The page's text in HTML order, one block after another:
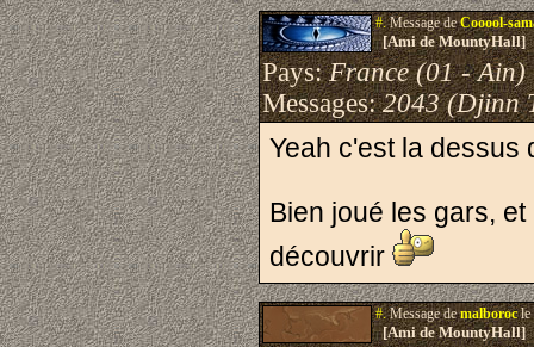
#.Message deCooool-
[Ami de MountyHall]
Pays:France (01 - Ain)
Messages:2043 (Djinn
Yeah c'est la
Bien joué les gars,
découvrir
#.Message demalborocle
[Ami de MountyHall]